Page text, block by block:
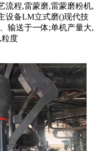
流程,雷蒙磨,雷蒙磨粉机,
设备LM立式磨()现代技
输送于一体;单机产量大,
度